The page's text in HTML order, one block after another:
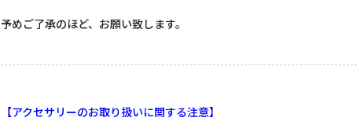
予めご了承のほど、お願い致します。
【アクセサリーのお取り扱いに関する注意】